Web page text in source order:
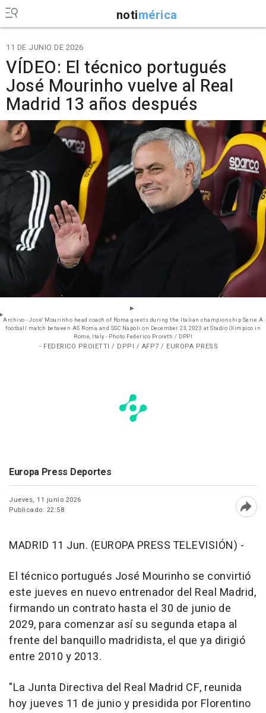
notimérica
11 DE JUNIO DE 2026
VÍDEO: El técnico portugués
José Mourinho vuelve al Real
Madrid 13 años después
Archivo - Jose' Mourinho head coach of Roma greets during the Italian championship Serie A
football match between AS Roma and SSC Napoli on December 23, 2023 at Stadio Olimpico in
Rome, Italy - Photo Federico Proietti / DPPI
- FEDERICO PROIETTI / DPPI / AFP7 / EUROPA PRESS
Europa Press Deportes
Jueves, 11 junio 2026
Publicado: 22:58
MADRID 11 Jun. (EUROPA PRESS TELEVISIÓN) -
El técnico portugués José Mourinho se convirtió
este jueves en nuevo entrenador del Real Madrid,
firmando un contrato hasta el 30 de junio de
2029, para comenzar así su segunda etapa al
frente del banquillo madridista, el que ya dirigió
entre 2010 y 2013.
"La Junta Directiva del Real Madrid CF, reunida
hoy jueves 11 de junio y presidida por Florentino